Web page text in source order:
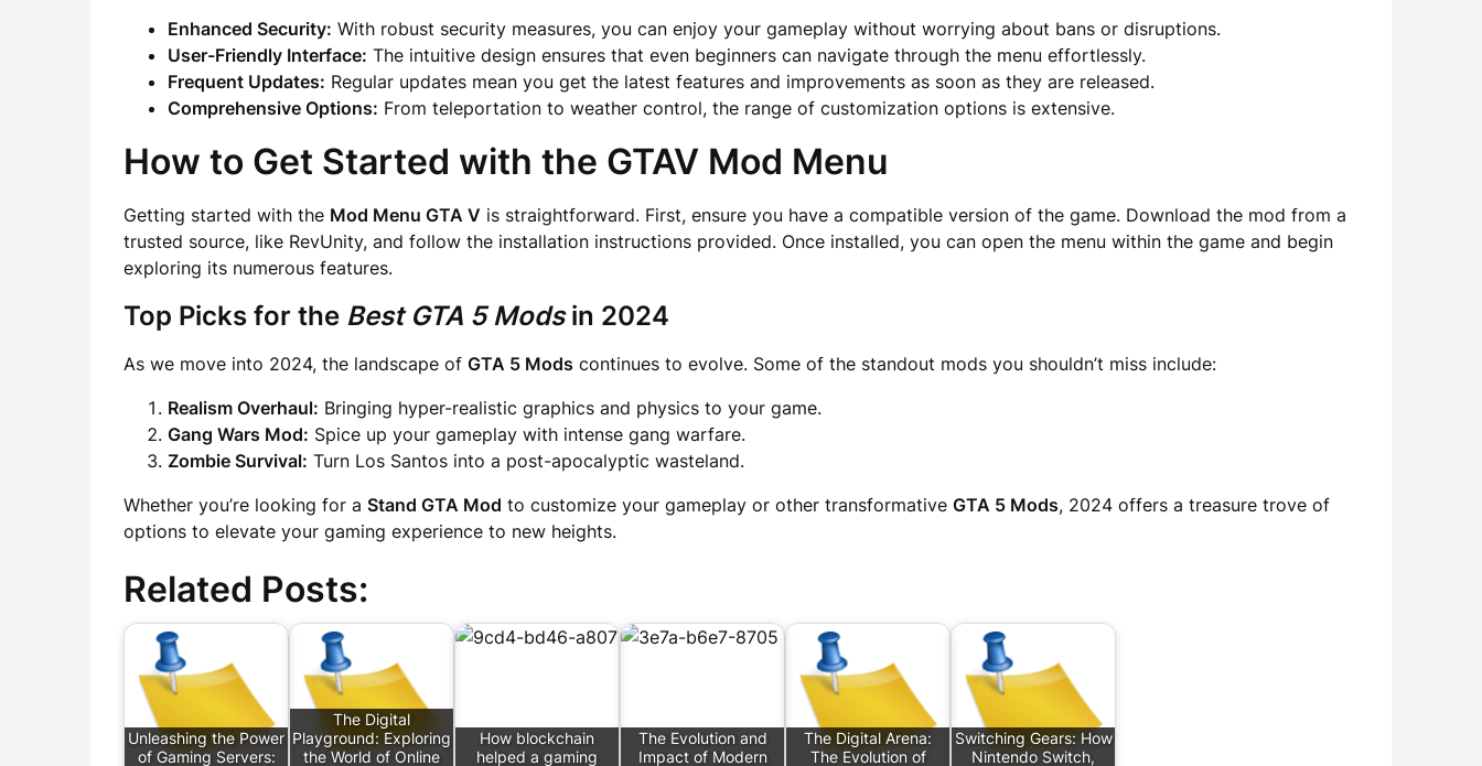
Enhanced Security: With robust security measures, you can enjoy your gameplay without worrying about bans or disruptions.
User-Friendly Interface: The intuitive design ensures that even beginners can navigate through the menu effortlessly.
Frequent Updates: Regular updates mean you get the latest features and improvements as soon as they are released.
Comprehensive Options: From teleportation to weather control, the range of customization options is extensive.
How to Get Started with the GTAV Mod Menu
Getting started with the Mod Menu GTA V is straightforward. First, ensure you have a compatible version of the game. Download the mod from a
trusted source, like RevUnity, and follow the installation instructions provided. Once installed, you can open the menu within the game and begin
exploring its numerous features.
Top Picks for the Best GTA 5 Modsin 2024
As we move into 2024, the landscape of GTA 5 Mods continues to evolve. Some of the standout mods you shouldn’t miss include:
Realism Overhaul: Bringing hyper-realistic graphics and physics to your game.
Gang Wars Mod: Spice up your gameplay with intense gang warfare.
Zombie Survival: Turn Los Santos into a post-apocalyptic wasteland.
Whether you’re looking for a Stand GTA Mod to customize your gameplay or other transformative GTA 5 Mods, 2024 offers a treasure trove of
options to elevate your gaming experience to new heights.
Related Posts:
Unleashing the Power
of Gaming Servers:
The Digital
Playground: Exploring
the World of Online
How blockchain
helped a gaming
The Evolution and
Impact of Modern
The Digital Arena:
The Evolution of
Switching Gears: How
Nintendo Switch,